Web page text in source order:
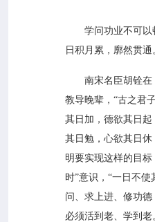
学问功业不可以
日积月累，廓然贯通
南宋名臣胡铨在
教导晚辈，“古之君
其日加，德欲其日
其日勉，心欲其日
明要实现这样的目
时”意识，“一日不
问、求上进、修功德
必须活到老、学到老